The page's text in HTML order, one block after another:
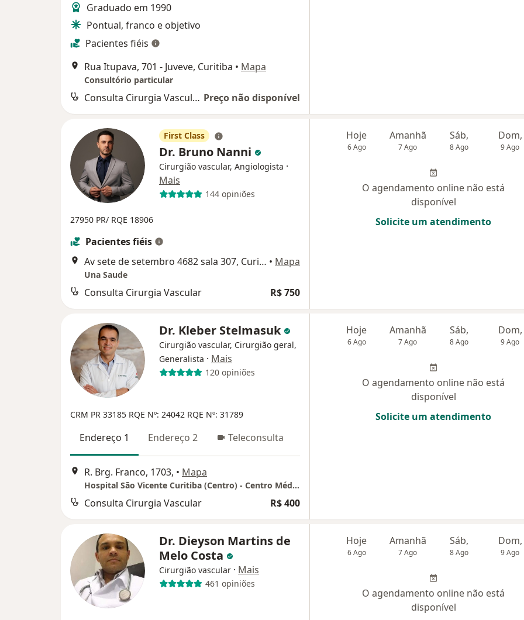
Graduado em 1990
Pontual, franco e objetivo
Pacientes fiéis
Rua Itupava, 701 - Juveve, Curitiba • Mapa
Consultório particular
Consulta Cirurgia Vascular Preço não disponível
First Class
Dr. Bruno Nanni
Cirurgião vascular, Angiologista ·
Mais
144 opiniões
27950 PR/ RQE 18906
Pacientes fiéis
Av sete de setembro 4682 sala 307, Curitiba • Mapa
Una Saude
Consulta Cirurgia Vascular R$ 750
Hoje
6 Ago
Amanhã
7 Ago
Sáb,
8 Ago
Dom,
9 Ago
O agendamento online não está
disponível
Solicite um atendimento
Dr. Kleber Stelmasuk
Cirurgião vascular, Cirurgião geral,
Generalista · Mais
120 opiniões
CRM PR 33185 RQE Nº: 24042 RQE Nº: 31789
Endereço 1 Endereço 2 Teleconsulta
R. Brg. Franco, 1703, • Mapa
Hospital São Vicente Curitiba (Centro) - Centro Médico
Consulta Cirurgia Vascular R$ 400
Hoje
6 Ago
Amanhã
7 Ago
Sáb,
8 Ago
Dom,
9 Ago
O agendamento online não está
disponível
Solicite um atendimento
Dr. Dieyson Martins de
Melo Costa
Cirurgião vascular · Mais
461 opiniões
Hoje
6 Ago
Amanhã
7 Ago
Sáb,
8 Ago
Dom,
9 Ago
O agendamento online não está
disponível